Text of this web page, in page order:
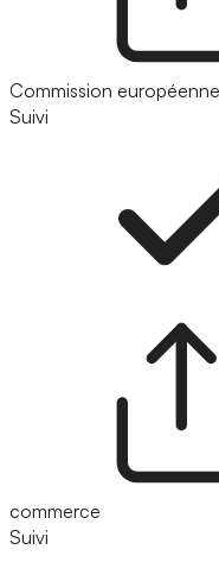
Commission européenne
Suivi
commerce
Suivi